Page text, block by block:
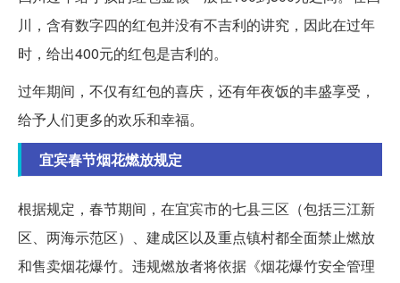
川，含有数字四的红包并没有不吉利的讲究，因此在过年
时，给出400元的红包是吉利的。
过年期间，不仅有红包的喜庆，还有年夜饭的丰盛享受，
给予人们更多的欢乐和幸福。
宜宾春节烟花燃放规定
根据规定，春节期间，在宜宾市的七县三区（包括三江新
区、两海示范区）、建成区以及重点镇村都全面禁止燃放
和售卖烟花爆竹。违规燃放者将依据《烟花爆竹安全管理